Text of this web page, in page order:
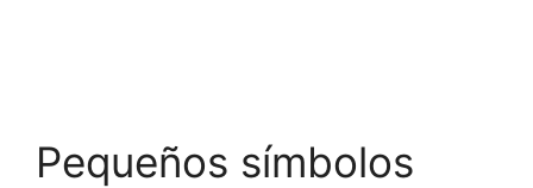
Pequeños símbolos